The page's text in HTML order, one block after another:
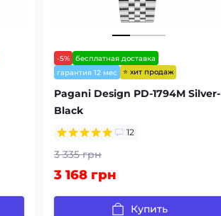
-5%
бесплатная доставка
гарантия 12 мес
⭐ хит продаж
Pagani Design PD-1794M Silver-
Black
12
3 335 грн
3 168 грн
Купить